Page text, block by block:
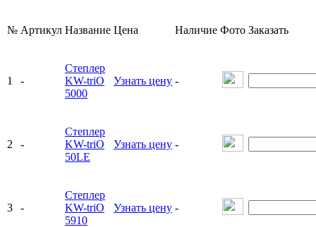
№ Артикул Название Цена Наличие Фото Заказать
1 -
Степлер
KW-triO
5000
Узнать цену -
2 -
Степлер
KW-triO
50LE
Узнать цену -
3 -
Степлер
KW-triO
5910
Узнать цену -